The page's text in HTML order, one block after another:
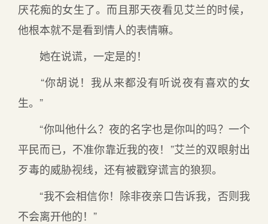
厌花痴的女生了。而且那天夜看见艾兰的时候，
他根本就不是看到情人的表情嘛。
她在说谎，一定是的！
“你胡说！我从来都没有听说夜有喜欢的女
生。”
“你叫他什么？夜的名字也是你叫的吗？一个
平民而已，不准你靠近我的夜！”艾兰的双眼射出
歹毒的威胁视线，还有被戳穿谎言的狼狈。
“我不会相信你！除非夜亲口告诉我，否则我
不会离开他的！”